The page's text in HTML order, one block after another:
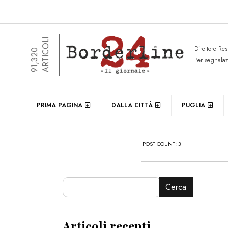
91,320ARTICOLI
Direttore
Per
PRIMA PAGINA DALLA CITTÀ PUGLIA
POST COUNT: 3
Cerca